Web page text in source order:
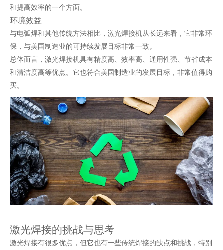
和提高效率的一个方面。
环境效益
与电弧焊和其他传统方法相比， 激光焊接机从长远来看，它非常环
保，与美国制造业的可持续发展目标非常一致。
总体而言，激光焊接机具有精度高、效率高、通用性强、节省成本
和清洁度高等优点。它也符合美国制造业的发展目标，非常值得购
买。
激光焊接的挑战与思考
激光焊接有很多优点，但它也有一些传统焊接的缺点和挑战，特别